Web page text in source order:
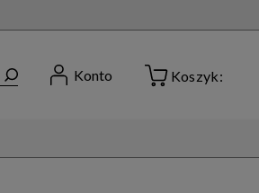
Koszyk:
Konto